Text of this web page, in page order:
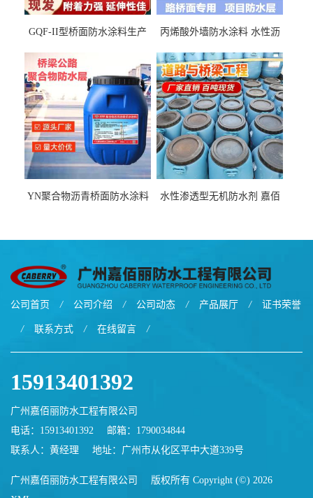
GQF-II型桥面防水涂料生产
丙烯酸外墙防水涂料 水性沥
厂家
YN聚合物沥青桥面防水涂料
水性渗透型无机防水剂 嘉佰
公司首页 / 公司介绍 / 公司动态 / 产品展厅 / 证书荣誉
/ 联系方式 / 在线留言 /
15913401392
广州嘉佰丽防水工程有限公司
电话：15913401392
邮箱： 1790034844
联系人：黄经理
地址：广州市从化区平中大道339号
广州嘉佰丽防水工程有限公司
版权所有 Copyright (©) 2026